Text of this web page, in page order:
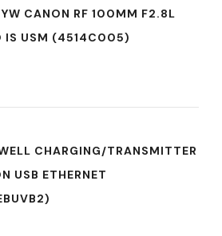
CANON RF 100MM F2.8L
IS USM (4514C005)
CHARGING/TRANSMITTER
USB ETHERNET